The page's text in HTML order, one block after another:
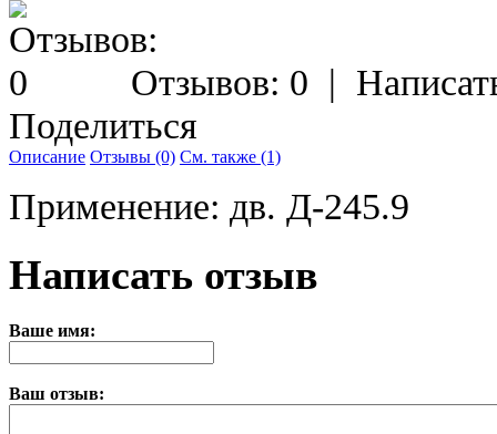
Отзывов: 0 |
Поделиться
Описание Отзывы (0) См. также (1)
Применение: дв. Д-245.9
Написать отзыв
Ваше имя:
Ваш отзыв: